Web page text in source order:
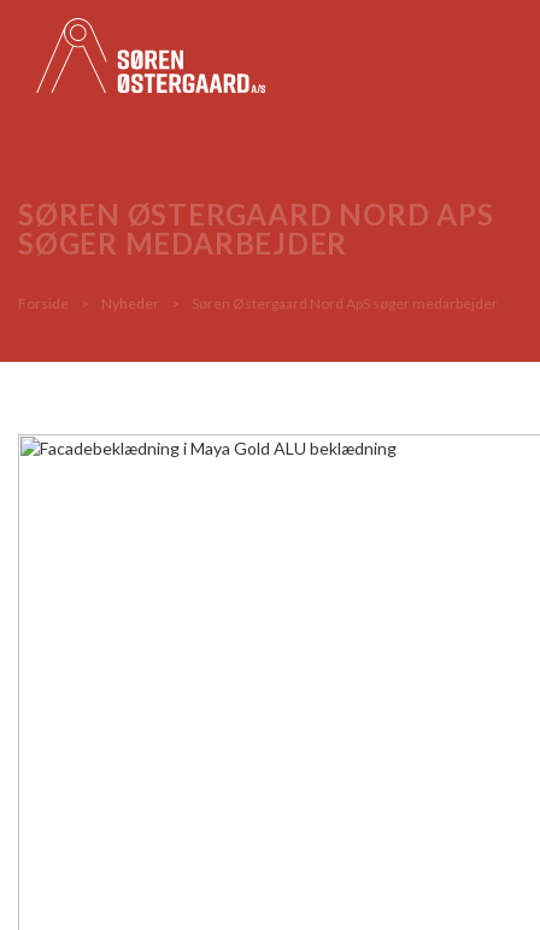
SØREN ØSTERGAARD NORD APS
SØGER MEDARBEJDER
Forside > Nyheder > Søren Østergaard Nord ApS søger medarbejder